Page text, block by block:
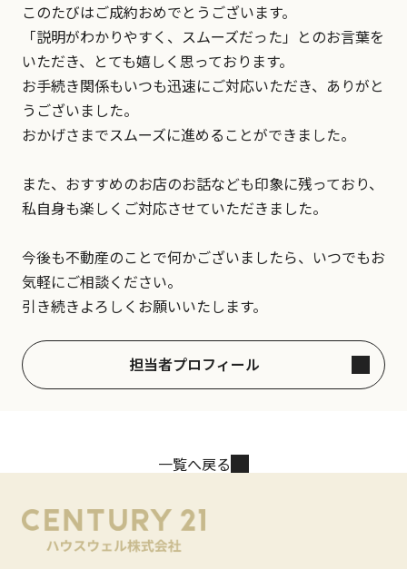
このたびはご成約おめでとうございます。
「説明がわかりやすく、スムーズだった」とのお言葉を
いただき、とても嬉しく思っております。
お手続き関係もいつも迅速にご対応いただき、ありがと
うございました。
おかげさまでスムーズに進めることができました。
また、おすすめのお店のお話なども印象に残っており、
私自身も楽しくご対応させていただきました。
今後も不動産のことで何かございましたら、いつでもお
気軽にご相談ください。
引き続きよろしくお願いいたします。
担当者プロフィール
一覧へ戻る